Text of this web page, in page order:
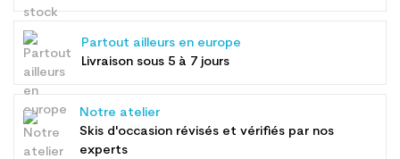
Partout ailleurs en europe
Livraison sous 5 à 7 jours
Notre atelier
Skis d'occasion révisés et vérifiés par nos
experts